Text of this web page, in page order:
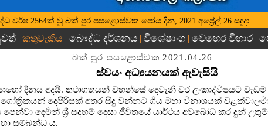
වර්ෂ 2564ක් වූ බක් පුර පසළොස්වක පෝය දින, 2021 අප්‍රේල් 26 සඳුදා
| කතුවැකිය | බෞද්ධ දර්ශනය| විශේෂාංග| වෙහෙර විහාර|
බක් පුර පසළොස්වක 2021.04.26
ස්වයං අධ්‍යයනයක් ඇවැසියි
දිනය අදයි. තථාගතයන් වහන්සේ දෙවැනි වර ලංකාද්වීපයට
ගෝත්‍රිකයන් දෙපිරිසක් අතර සිදු වන්නට ගිය මහා විනාශයක්
පෙන්වා දෙමින් ශ්‍රී සදහම් දෙසා ජීවිතයේ යාර්ථය අවබෝධ කර දුන්
සම්බන්ධ ය.